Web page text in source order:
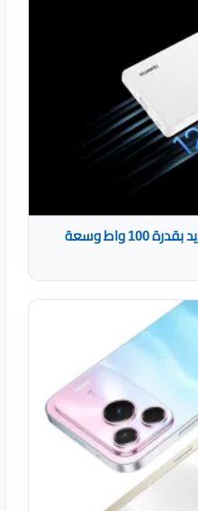
هواوي تكشف عن باور بانك جديد بقدرة 100 واط وسعة